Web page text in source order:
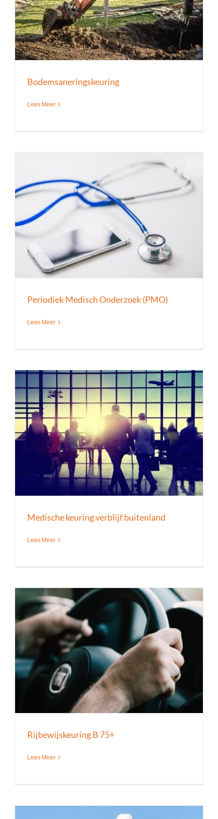
Bodemsaneringskeuring
Lees Meer
Periodiek Medisch Onderzoek (PMO)
Lees Meer
Medische keuring verblijf buitenland
Lees Meer
Rijbewijskeuring B 75+
Lees Meer